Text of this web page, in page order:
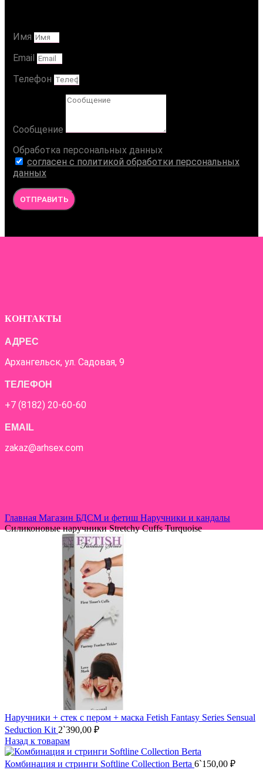
Имя
Email
Телефон
Сообщение
Обработка персональных данных
согласен с политикой обработки персональных
данных
ОТПРАВИТЬ
КОНТАКТЫ
АДРЕС
Архангельск, ул. Садовая, 9
ТЕЛЕФОН
+7 (8182) 20-60-60
EMAIL
zakaz@arhsex.com
Главная Магазин БДСМ и фетиш Наручники и кандалы
Силиконовые наручники Stretchy Cuffs Turquoise
Наручники + стек с пером + маска Fetish Fantasy Series Sensual
Seduction Kit2`390,00 ₽
Назад к товарам
Комбинация и стринги Softline Collection Berta 6`150,00 ₽